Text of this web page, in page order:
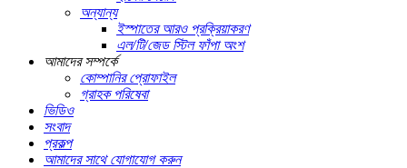
অন্যান্য
ইস্পাতের আরও প্রক্রিয়াকরণ
এল/টি/জেড স্টিল ফাঁপা অংশ
আমাদের সম্পর্কে
কোম্পানির প্রোফাইল
গ্রাহক পরিষেবা
ভিডিও
সংবাদ
প্রকল্প
আমাদের সাথে যোগাযোগ করুন